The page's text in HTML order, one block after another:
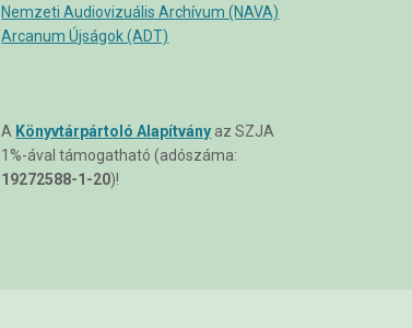
Nemzeti Audiovizuális Archívum (NAVA)
Arcanum Újságok (ADT)
A Könyvtárpártoló Alapítvány az SZJA
1%-ával támogatható (adószáma:
19272588-1-20)!